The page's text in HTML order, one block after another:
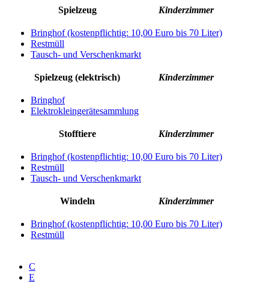
Spielzeug Kinderzimmer
Bringhof (kostenpflichtig: 10,00 Euro bis 70 Liter)
Restmüll
Tausch- und Verschenkmarkt
Spielzeug (elektrisch) Kinderzimmer
Bringhof
Elektrokleingerätesammlung
Stofftiere Kinderzimmer
Bringhof (kostenpflichtig: 10,00 Euro bis 70 Liter)
Restmüll
Tausch- und Verschenkmarkt
Windeln Kinderzimmer
Bringhof (kostenpflichtig: 10,00 Euro bis 70 Liter)
Restmüll
C
E